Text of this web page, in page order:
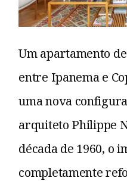
Um apartamento
entre Ipanema e
uma nova
arquiteto Philippe
década de 1960, o
completamente